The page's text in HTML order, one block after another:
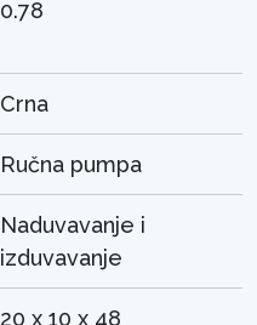
0.78
Crna
Ručna pumpa
Naduvavanje i
izduvavanje
20 x 10 x 48